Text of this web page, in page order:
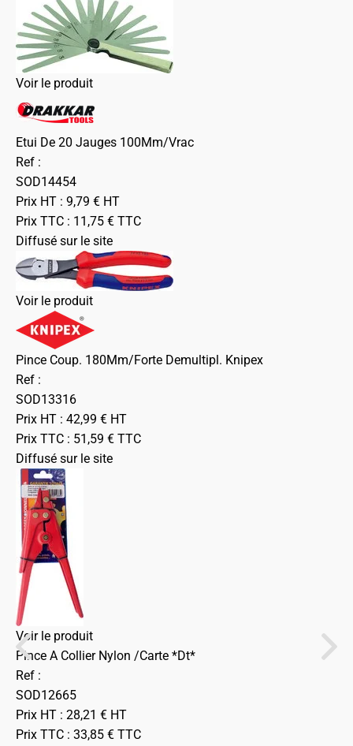
Voir le produit
Etui De 20 Jauges 100Mm/Vrac
Ref :
SOD14454
Prix HT : 9,79 € HT
Prix TTC : 11,75 € TTC
Diffusé sur le site
Voir le produit
Pince Coup. 180Mm/Forte Demultipl. Knipex
Ref :
SOD13316
Prix HT : 42,99 € HT
Prix TTC : 51,59 € TTC
Diffusé sur le site
Voir le produit
Pince A Collier Nylon /Carte *Dt*
Ref :
SOD12665
Prix HT : 28,21 € HT
Prix TTC : 33,85 € TTC